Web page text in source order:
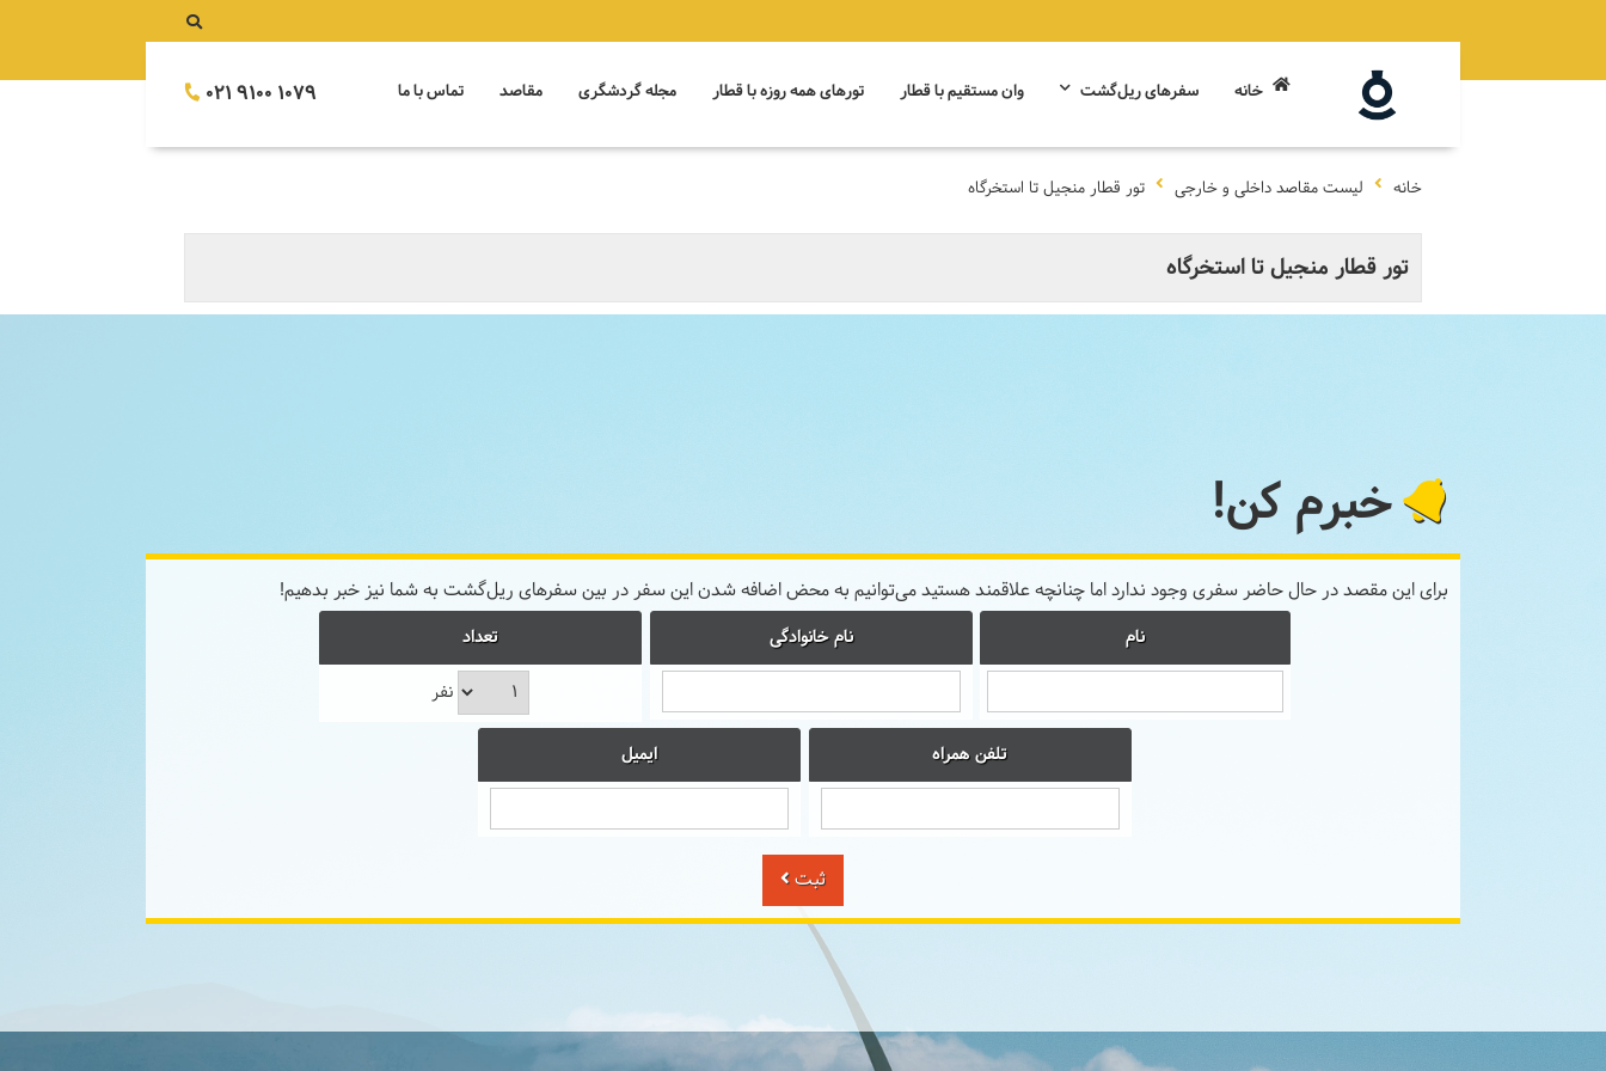
خانه سفرهای ریل‌گشت وان مستقیم با قطار تورهای همه روزه با قطار مجله گردشگری مقاصد تماس با ما 021 9100 1079
خانه لیست مقاصد داخلی و خارجی تور قطار منجیل تا استخرگاه
تور قطار منجیل تا استخرگاه
خبرم کن!
برای این مقصد در حال حاضر سفری وجود ندارد اما چنانچه علاقمند هستید می‌توانیم به محض اضافه شدن این سفر در بین سفرهای ریل‌گشت به شما نیز خبر بدهیم!
نام نام خانوادگی
تعداد
نفر
تلفن همراه ایمیل
ثبت